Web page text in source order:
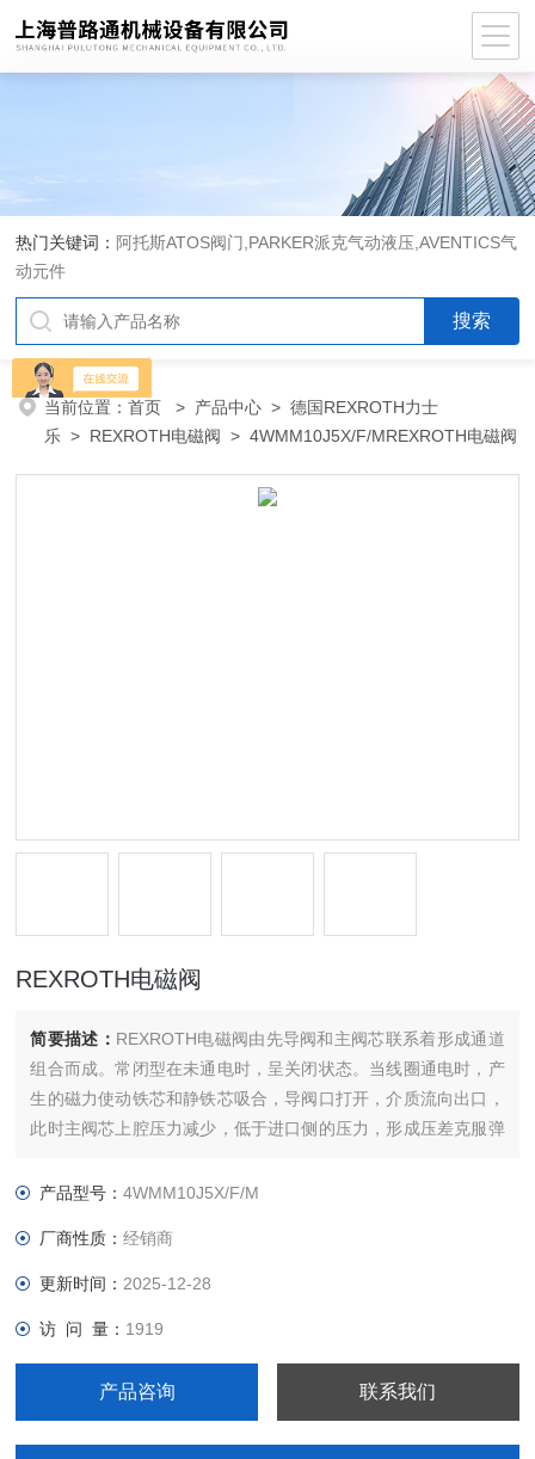
热门关键词： 阿托斯ATOS阀门,PARKER派克气动液压,AVENTICS气
动元件
当前位置：首页 > 产品中心 >德国REXROTH力士
乐 > REXROTH电磁阀 > 4WMM10J5X/F/MREXROTH电磁阀
REXROTH电磁阀
简要描述： REXROTH电磁阀由先导阀和主阀芯联系着形成通道
组合而成。常闭型在未通电时，呈关闭状态。当线圈通电时，产
生的磁力使动铁芯和静铁芯吸合，导阀口打开，介质流向出口，
此时主阀芯上腔压力减少，低于进口侧的压力，形成压差克服弹
产品型号：4WMM10J5X/F/M
厂商性质：经销商
更新时间： 2025-12-28
访 问 量： 1919
产品咨询 联系我们